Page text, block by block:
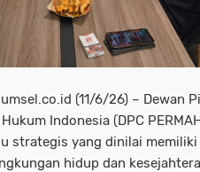
(11/6/26) – Dewan
Indonesia (DPC
strategis yang dinilai memiliki
hidup dan